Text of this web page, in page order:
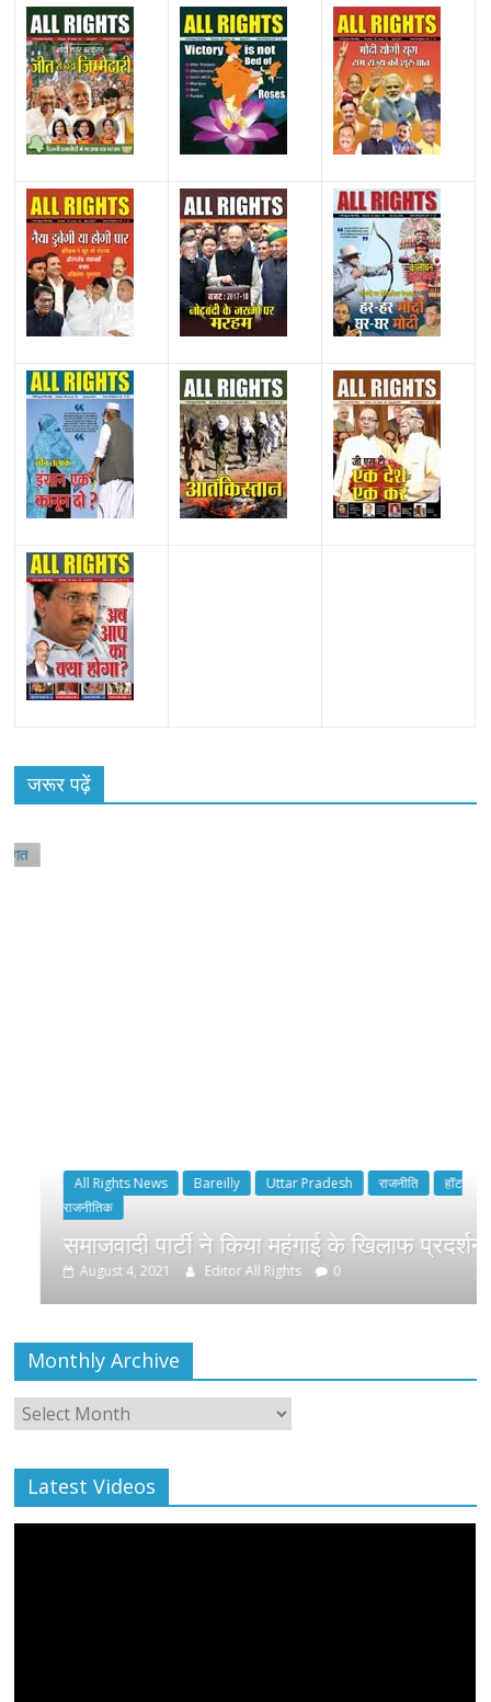
जरूर पढ़ें
राजनीतिक
समाजवादी पार्टी ने किया महंगाई के खिलाफ प्रदर्शन
Monthly Archive
Monthly
Archive
Latest Videos